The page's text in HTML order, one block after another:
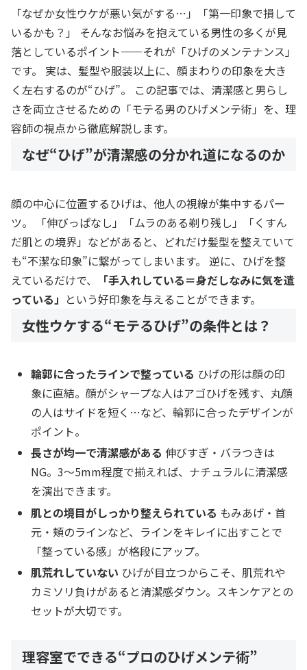
「なぜか女性ウケが悪い気がする…」「第一印象で損して
いるかも？」 そんなお悩みを抱えている男性の多くが見
落としているポイント——それが「ひげのメンテナンス」
です。 実は、髪型や服装以上に、顔まわりの印象を大き
く左右するのが“ひげ”。 この記事では、清潔感と男らし
さを両立させるための「モテる男のひげメンテ術」を、理
容師の視点から徹底解説します。
なぜ“ひげ”が清潔感の分かれ道になるのか
顔の中心に位置するひげは、他人の視線が集中するパー
ツ。 「伸びっぱなし」「ムラのある剃り残し」「くすん
だ肌との境界」などがあると、どれだけ髪型を整えていて
も“不潔な印象”に繋がってしまいます。 逆に、ひげを整
えているだけで、
「手入れしている＝身だしなみに気を遣
っている」 という好印象を与えることができます。
女性ウケする“モテるひげ”の条件とは？
輪郭に合ったラインで整っている ひげの形は顔の印
象に直結。顔がシャープな人はアゴひげを残す、丸顔
の人はサイドを短く…など、輪郭に合ったデザインが
ポイント。
長さが均一で清潔感がある 伸びすぎ・バラつきは
NG。3～5mm程度で揃えれば、ナチュラルに清潔感
を演出できます。
肌との境目がしっかり整えられている もみあげ・首
元・頬のラインなど、ラインをキレイに出すことで
「整っている感」が格段にアップ。
肌荒れしていない ひげが目立つからこそ、肌荒れや
カミソリ負けがあると清潔感ダウン。スキンケアとの
セットが大切です。
理容室でできる“プロのひげメンテ術”